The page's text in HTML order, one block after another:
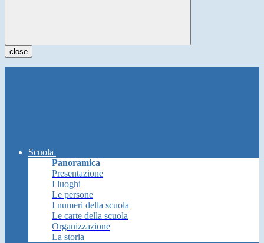
close
Scuola
Panoramica
Presentazione
I luoghi
Le persone
I numeri della scuola
Le carte della scuola
Organizzazione
La storia